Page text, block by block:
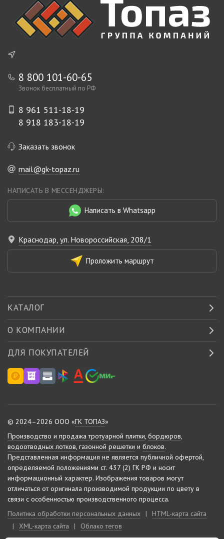
8 800 101-60-65
Звонок бесплатный по РФ
8 961 511-18-19
8 918 183-18-19
Заказать звонок
mail@gk-topaz.ru
НАПИСАТЬ В МЕССЕНДЖЕРЫ:
Написать в Whatsapp
Краснодар, ул. Новороссийская, 208/1
Проложить маршрут
КАТАЛОГ
О КОМПАНИИ
ДЛЯ ПОКУПАТЕЛЕЙ
© 2024–2026 ООО «ГК ТОПАЗ»
Производство и продажа тротуарной плитки, бордюров,
водоотводных лотков, газонной решетки и блоков.
Представленная информация не является публичной офертой,
определяемой положениями ст. 437 (2) ГК РФ и носит
информационный характер. Изображения товаров могут
отличаться от оригинала производимой продукции по цвету в
связи с особенностью производственного процесса.
Политика обработки персональных данных
|
HTML-карта сайта
|
XML-карта сайта | Облако тегов